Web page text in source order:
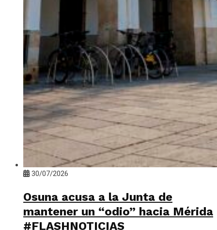
30/07/2026
Osuna acusa a la Junta de
mantener un “odio” hacia Mérida
#FLASHNOTICIAS